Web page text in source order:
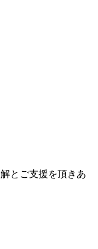
とご支援を頂きあ